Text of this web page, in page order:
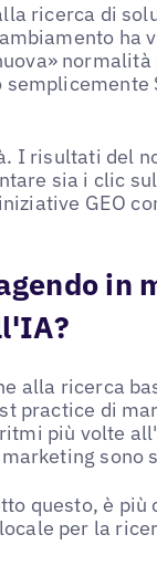
ricerca di
ha
I risultati del
sia i clic
GEO
in
alla ricerca
practice di
più volte
sono
questo, è più
per la